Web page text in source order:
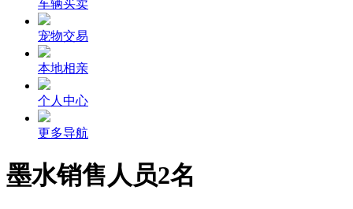
车辆买卖
宠物交易
本地相亲
个人中心
更多导航
墨水销售人员2名